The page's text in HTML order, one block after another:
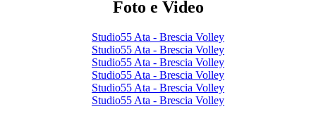
Foto e Video
Studio55 Ata - Brescia Volley
Studio55 Ata - Brescia Volley
Studio55 Ata - Brescia Volley
Studio55 Ata - Brescia Volley
Studio55 Ata - Brescia Volley
Studio55 Ata - Brescia Volley